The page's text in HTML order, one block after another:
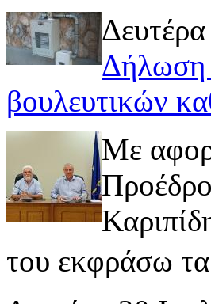
Δήλωση
βουλευτικών
Με
του εκφράσω